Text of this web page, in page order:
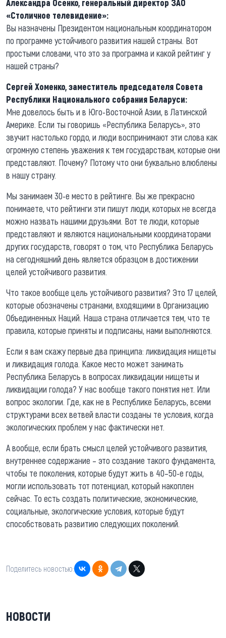
Александра Осенко, генеральный директор ЗАО
«Столичное телевидение»:
Вы назначены Президентом национальным координатором
по программе устойчивого развития нашей страны. Вот
простыми словами, что это за программа и какой рейтинг у
нашей страны?
Сергей Хоменко, заместитель председателя Совета
Республики Национального собрания Беларуси:
Мне довелось быть и в Юго-Восточной Азии, в Латинской
Америке. Если ты говоришь «Республика Беларусь», это
звучит настолько гордо, и люди воспринимают эти слова как
огромную степень уважения к тем государствам, которые они
представляют. Почему? Потому что они буквально влюблены
в нашу страну.
Мы занимаем 30-е место в рейтинге. Вы же прекрасно
понимаете, что рейтинги эти пишут люди, которых не всегда
можно назвать нашими друзьями. Вот те люди, которые
представляют и являются национальными координаторами
других государств, говорят о том, что Республика Беларусь
на сегодняшний день является образцом в достижении
целей устойчивого развития.
Что такое вообще цель устойчивого развития? Это 17 целей,
которые обозначены странами, входящими в Организацию
Объединенных Наций. Наша страна отличается тем, что те
правила, которые приняты и подписаны, нами выполняются.
Если я вам скажу первые два принципа: ликвидация нищеты
и ликвидация голода. Какое место может занимать
Республика Беларусь в вопросах ликвидации нищеты и
ликвидации голода? У нас вообще такого понятия нет. Или
вопрос экологии. Где, как не в Республике Беларусь, всеми
структурами всех ветвей власти созданы те условия, когда
экологических проблем у нас фактически нет.
А вообще, если брать смысл целей устойчивого развития,
внутреннее содержание – это создание такого фундамента,
чтобы те поколения, которые будут жить в 40–50-е годы,
могли использовать тот потенциал, который накоплен
сейчас. То есть создать политические, экономические,
социальные, экологические условия, которые будут
способствовать развитию следующих поколений.
Поделитесь новостью:
НОВОСТИ